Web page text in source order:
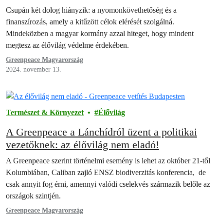
Csupán két dolog hiányzik: a nyomonkövethetőség és a
finanszírozás, amely a kitűzött célok elérését szolgálná.
Mindeközben a magyar kormány azzal hiteget, hogy mindent
megtesz az élővilág védelme érdekében.
Greenpeace Magyarország
2024. november 13.
Természet & Környezet Élővilág
A Greenpeace a Lánchídról üzent a politikai
vezetőknek: az élővilág nem eladó!
A Greenpeace szerint történelmi esemény is lehet az október 21-től
Kolumbiában, Caliban zajló ENSZ biodiverzitás konferencia, de
csak annyit fog érni, amennyi valódi cselekvés származik belőle az
országok szintjén.
Greenpeace Magyarország